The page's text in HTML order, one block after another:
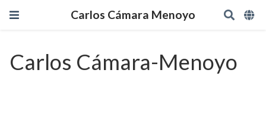
Carlos Cámara Menoyo
Carlos Cámara-Menoyo